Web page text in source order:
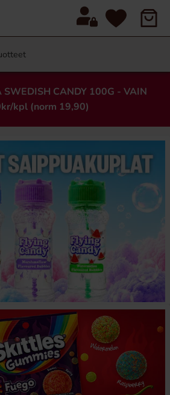
SWEDISH CANDY 100G - VAIN
kpl (norm 19,90)